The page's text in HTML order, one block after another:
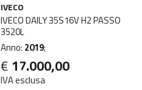
IVECO
IVECO DAILY 35S16V H2 PASSO
3520L
Anno: 2019;
€ 17.000,00
IVA esclusa